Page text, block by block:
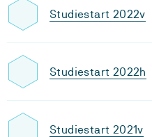
Studiestart 2022v
Studiestart 2022h
Studiestart 2021v